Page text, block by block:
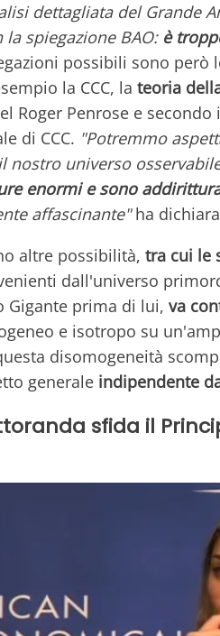
dettagliata del Grande
spiegazione BAO: è
possibili sono
la CCC, la teoria
Roger Penrose e
di CCC. "Potremmo
universo
enormi e sono
affascinante"ha
altre possibilità, tra cui le
dall'universo
Gigante prima di lui, va
e isotropo su
disomogeneità
generale indipendente
sfida il